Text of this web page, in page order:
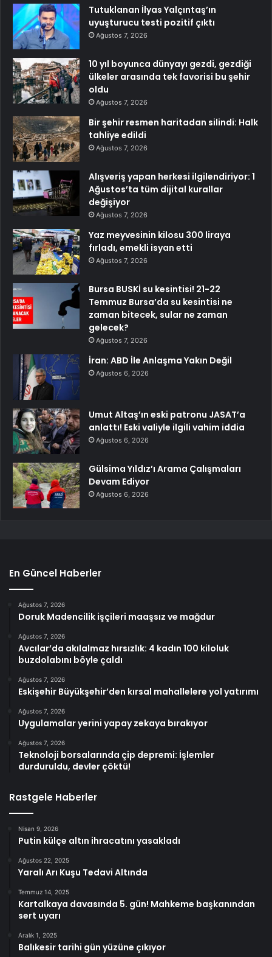
Tutuklanan İlyas Yalçıntaş’ın
uyuşturucu testi pozitif çıktı
Ağustos 7, 2026
10 yıl boyunca dünyayı gezdi, gezdiği
ülkeler arasında tek favorisi bu şehir
oldu
Ağustos 7, 2026
Bir şehir resmen haritadan silindi: Halk
tahliye edildi
Ağustos 7, 2026
Alışveriş yapan herkesi ilgilendiriyor: 1
Ağustos’ta tüm dijital kurallar
değişiyor
Ağustos 7, 2026
Yaz meyvesinin kilosu 300 liraya
fırladı, emekli isyan etti
Ağustos 7, 2026
Bursa BUSKİ su kesintisi! 21-22
Temmuz Bursa’da su kesintisi ne
zaman bitecek, sular ne zaman
gelecek?
Ağustos 7, 2026
İran: ABD İle Anlaşma Yakın Değil
Ağustos 6, 2026
Umut Altaş’ın eski patronu JASAT’a
anlattı! Eski valiyle ilgili vahim iddia
Ağustos 6, 2026
Gülsima Yıldız’ı Arama Çalışmaları
Devam Ediyor
Ağustos 6, 2026
En Güncel Haberler
Ağustos 7, 2026
Doruk Madencilik işçileri maaşsız ve mağdur
Ağustos 7, 2026
Avcılar’da akılalmaz hırsızlık: 4 kadın 100 kiloluk
buzdolabını böyle çaldı
Ağustos 7, 2026
Eskişehir Büyükşehir’den kırsal mahallelere yol yatırımı
Ağustos 7, 2026
Uygulamalar yerini yapay zekaya bırakıyor
Ağustos 7, 2026
Teknoloji borsalarında çip depremi: İşlemler
durduruldu, devler çöktü!
Rastgele Haberler
Nisan 9, 2026
Putin külçe altın ihracatını yasakladı
Ağustos 22, 2025
Yaralı Arı Kuşu Tedavi Altında
Temmuz 14, 2025
Kartalkaya davasında 5. gün! Mahkeme başkanından
sert uyarı
Aralık 1, 2025
Balıkesir tarihi gün yüzüne çıkıyor